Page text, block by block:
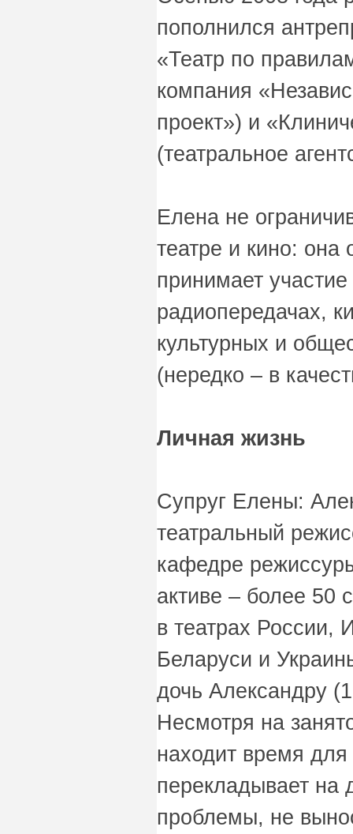
пополнился
«Театр по
компания
проект») и
(театральное
Елена не
театре и кино: она
принимает
радиопередачах,
культурных и
(нередко – в
Личная жизнь
Супруг Елены:
театральный
кафедре
активе – более 50
в театрах России,
Беларуси и
дочь Александру
Несмотря на
находит время
перекладывает на
проблемы, не